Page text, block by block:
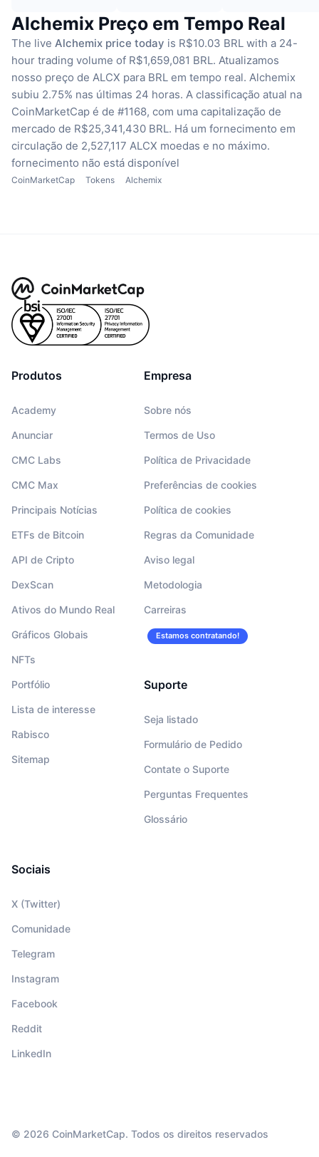
Alchemix Preço em Tempo Real
The live Alchemix price today is R$10.03 BRL with a 24-
hour trading volume of R$1,659,081 BRL. Atualizamos
nosso preço de ALCX para BRL em tempo real. Alchemix
subiu 2.75% nas últimas 24 horas. A classificação atual na
CoinMarketCap é de #1168, com uma capitalização de
mercado de R$25,341,430 BRL. Há um fornecimento em
circulação de 2,527,117 ALCX moedas e no máximo.
fornecimento não está disponível
CoinMarketCap Tokens Alchemix
Produtos
Academy
Anunciar
CMC Labs
CMC Max
Principais Notícias
ETFs de Bitcoin
API de Cripto
DexScan
Ativos do Mundo Real
Gráficos Globais
NFTs
Portfólio
Lista de interesse
Rabisco
Sitemap
Empresa
Sobre nós
Termos de Uso
Política de Privacidade
Preferências de cookies
Política de cookies
Regras da Comunidade
Aviso legal
Metodologia
Carreiras
Estamos contratando!
Suporte
Seja listado
Formulário de Pedido
Contate o Suporte
Perguntas Frequentes
Glossário
Sociais
X (Twitter)
Comunidade
Telegram
Instagram
Facebook
Reddit
LinkedIn
© 2026 CoinMarketCap. Todos os direitos reservados